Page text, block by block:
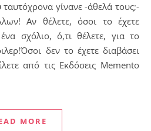
γίνανε -άθελά τους;-
Αν θέλετε, όσοι το έχετε
σχόλιο, ό,τι θέλετε, για το
δεν το έχετε διαβάσει
από τις Εκδόσεις Memento
MORE